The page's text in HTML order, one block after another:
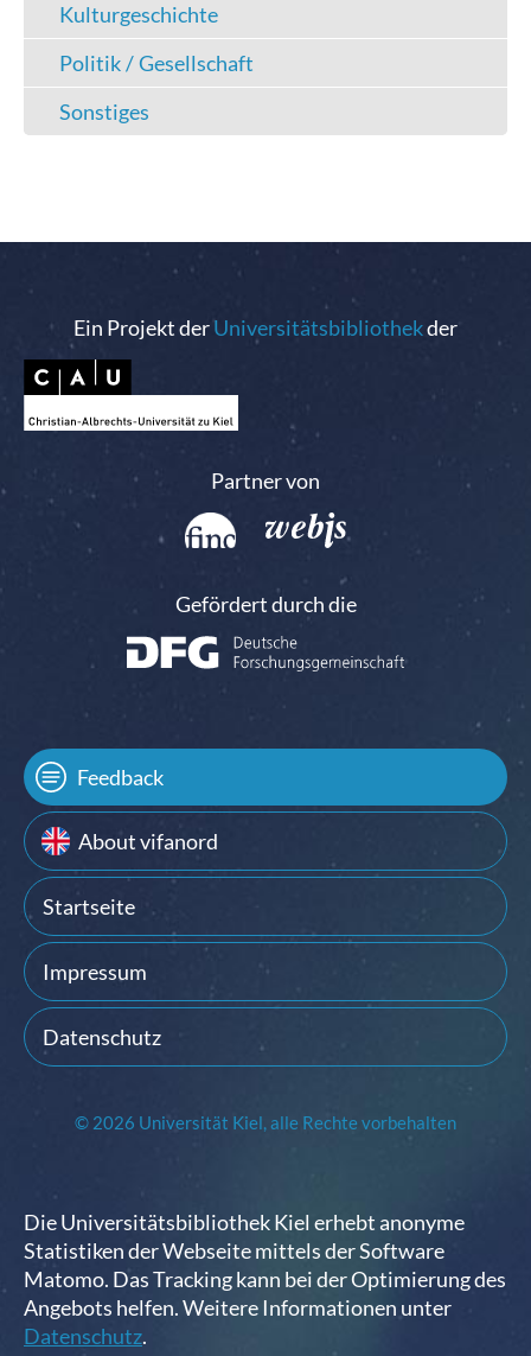
Kulturgeschichte
Politik / Gesellschaft
Sonstiges
Ein Projekt derUniversitätsbibliothekder
Partner von
Gefördert durch die
Feedback
About vifanord
Startseite
Impressum
Datenschutz
© 2026 Universität Kiel, alle Rechte vorbehalten
Die Universitätsbibliothek Kiel erhebt anonyme
Statistiken der Webseite mittels der Software
Matomo. Das Tracking kann bei der Optimierung des
Angebots helfen. Weitere Informationen unter
Datenschutz.